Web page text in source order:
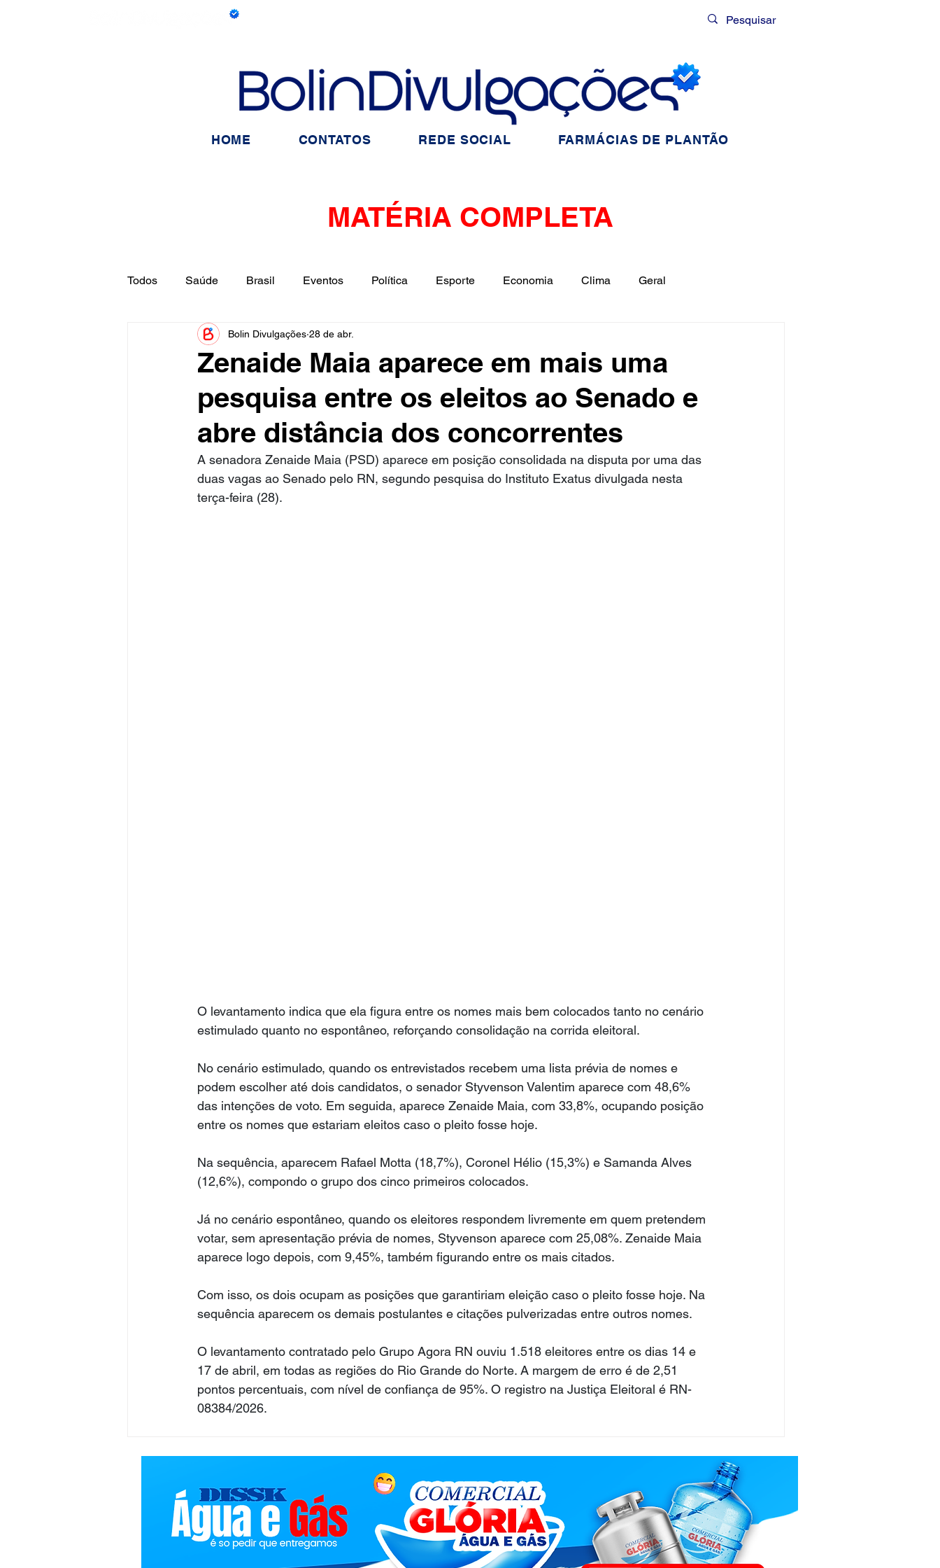
MATÉRIA COMPLETA
Todos Saúde Brasil Eventos Política Esporte Economia Clima Geral
Informe Publicitário Judiciário
Acidente Tecnologia Educação Influencer Luto Artista Seleção Brasileira Exclusivo
Zenaide Maia aparece em mais uma
pesquisa entre os eleitos ao Senado e
abre distância dos concorrentes
Bolin Divulgações 28 de abr.
A senadora Zenaide Maia (PSD) aparece em posição consolidada na disputa por uma das
duas vagas ao Senado pelo RN, segundo pesquisa do Instituto Exatus divulgada nesta
terça-feira (28).
O levantamento indica que ela figura entre os nomes mais bem colocados tanto no cenário
estimulado quanto no espontâneo, reforçando consolidação na corrida eleitoral.
No cenário estimulado, quando os entrevistados recebem uma lista prévia de nomes e
podem escolher até dois candidatos, o senador Styvenson Valentim aparece com 48,6%
das intenções de voto. Em seguida, aparece Zenaide Maia, com 33,8%, ocupando posição
entre os nomes que estariam eleitos caso o pleito fosse hoje.
Na sequência, aparecem Rafael Motta (18,7%), Coronel Hélio (15,3%) e Samanda Alves
(12,6%), compondo o grupo dos cinco primeiros colocados.
Já no cenário espontâneo, quando os eleitores respondem livremente em quem pretendem
votar, sem apresentação prévia de nomes, Styvenson aparece com 25,08%. Zenaide Maia
aparece logo depois, com 9,45%, também figurando entre os mais citados.
Com isso, os dois ocupam as posições que garantiriam eleição caso o pleito fosse hoje. Na
sequência aparecem os demais postulantes e citações pulverizadas entre outros nomes.
O levantamento contratado pelo Grupo Agora RN ouviu 1.518 eleitores entre os dias 14 e
17 de abril, em todas as regiões do Rio Grande do Norte. A margem de erro é de 2,51
pontos percentuais, com nível de confiança de 95%. O registro na Justiça Eleitoral é RN-
08384/2026.
HOME CONTATOS REDE SOCIAL FARMÁCIAS DE PLANTÃO